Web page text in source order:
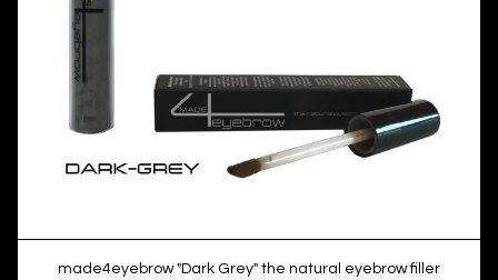
made4eyebrow "Dark Grey" the natural eyebrow filler